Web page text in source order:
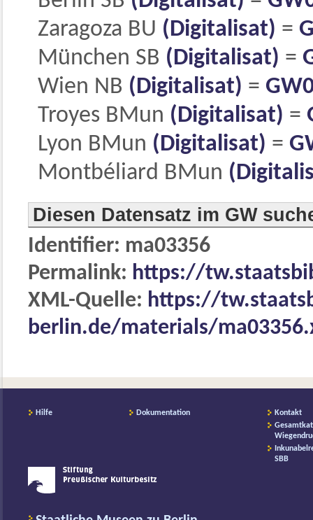
Zaragoza BU (Digitalisat) =
München SB (Digitalisat) =
Wien NB (Digitalisat) =
Troyes BMun (Digitalisat) =
Lyon BMun (Digitalisat) =
Montbéliard BMun
Diesen Datensatz im GW
Identifier: ma03356
Permalink: https://
XML-Quelle: https://
berlin.de/materials/
Hilfe Dokumentation
Kontakt
SBB